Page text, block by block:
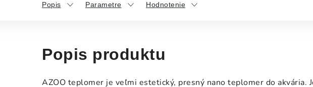
Popis Parametre Hodnotenie
Popis produktu
AZOO teplomer je veľmi estetický, presný nano teplomer do akvária.